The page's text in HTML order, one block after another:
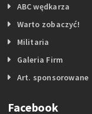
ABC wędkarza
Warto zobaczyć!
Militaria
Galeria Firm
Art. sponsorowane
Facebook